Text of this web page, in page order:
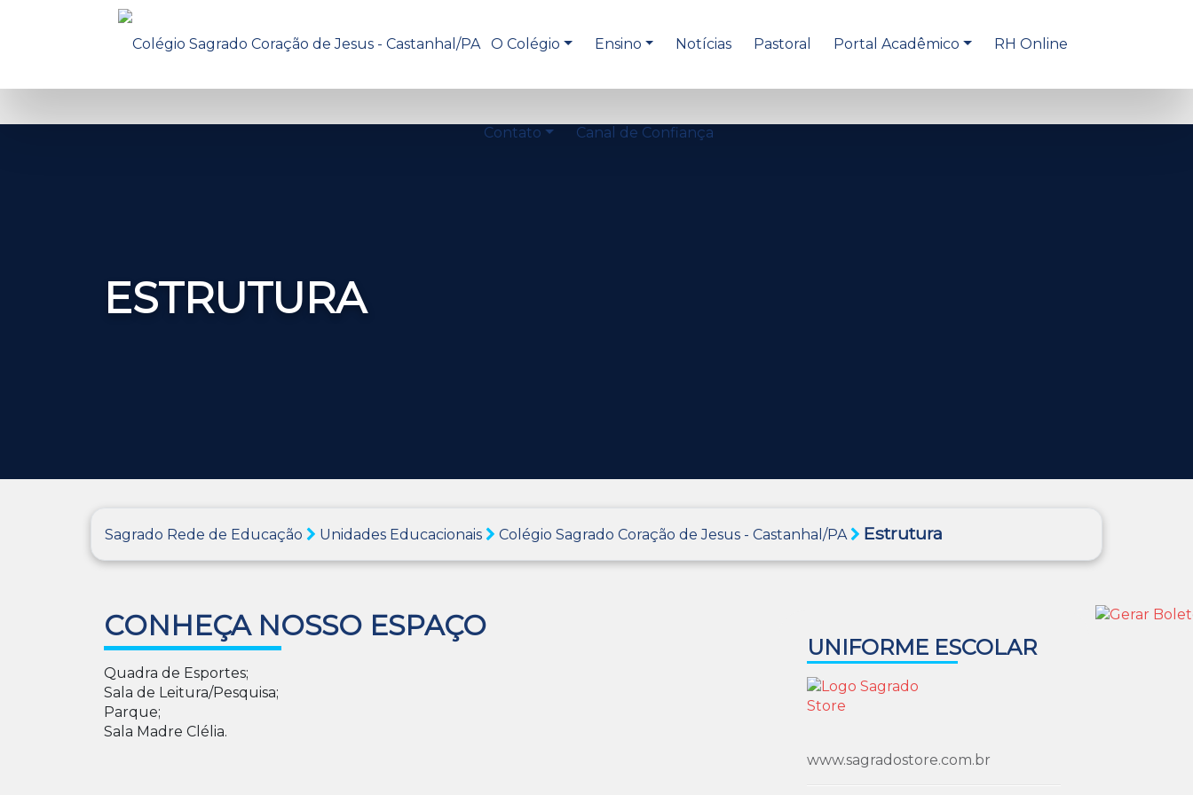
O Colégio Ensino Notícias Pastoral Portal Acadêmico RH Online
Contato Canal de Confiança
ESTRUTURA
Sagrado Rede de Educação Unidades Educacionais Colégio Sagrado Coração de Jesus - Castanhal/PA Estrutura
CONHEÇA NOSSO ESPAÇO
Quadra de Esportes;
Sala de Leitura/Pesquisa;
Parque;
Sala Madre Clélia.
UNIFORME ESCOLAR
www.sagradostore.com.br